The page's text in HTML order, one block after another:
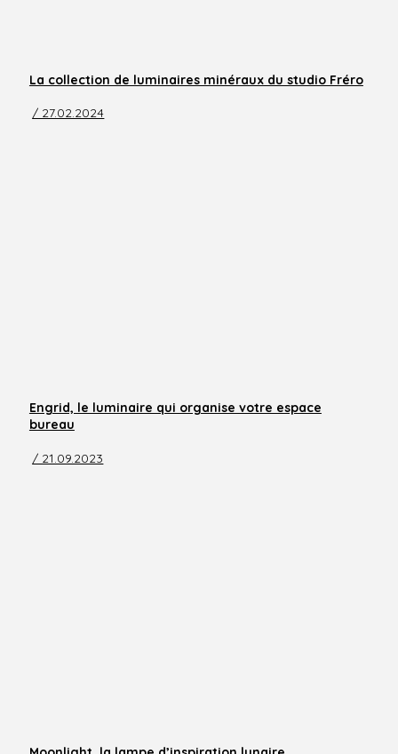
La collection de luminaires minéraux du studio Fréro
/ 27.02.2024
Engrid, le luminaire qui organise votre espace
bureau
/ 21.09.2023